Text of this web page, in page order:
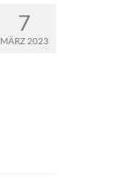
7
MÄRZ 2023